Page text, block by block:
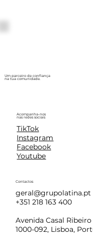
Um parceiro de confiança
na tua comunidade.
Acompanha-nos
nas redes sociais
TikTok
Instagram
Facebook
Youtube
Contactos
geral@grupolatina.pt
+351 218 163 400
Avenida Casal Ribeiro
1000-092, Lisboa,